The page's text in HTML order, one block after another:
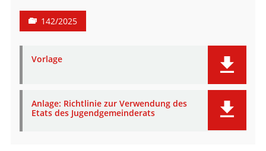
142/2025
Vorlage
Anlage: Richtlinie zur Verwendung des
Etats des Jugendgemeinderats